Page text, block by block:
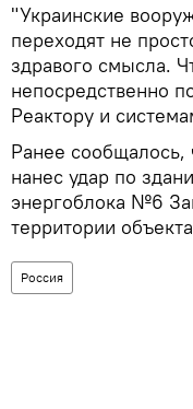
"Украинские
переходят не
здравого смысла.
непосредственно
Реактору и
Ранее сообщалось,
нанес удар по
энергоблока №6
территории
Россия